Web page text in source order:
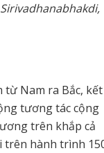
từ Nam ra Bắc, kết
tương tác cộng
trên khắp cả
trên hành trình